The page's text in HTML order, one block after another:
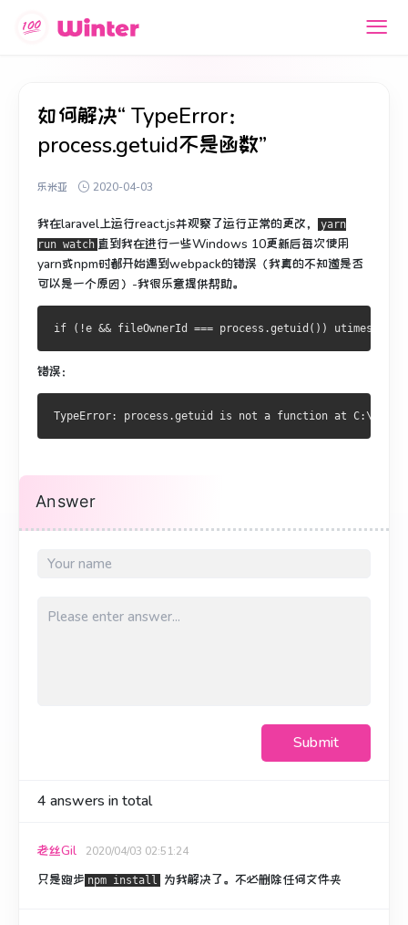
如何解决“ TypeError：
process.getuid不是函数”
乐米亚 2020-04-03
我在laravel上运行react.js并观察了运行正常的更改，
yarn
run watch 直到我在进行一些Windows 10更新后每次使用
yarn或npm时都开始遇到webpack的错误（我真的不知道是否
可以是一个原因）-我很乐意提供帮助。
错误：
Answer
Submit
4 answers in total
老丝Gil 2020/04/03 02:51:24
只是跑步 npm install 为我解决了。 不必删除任何文件夹